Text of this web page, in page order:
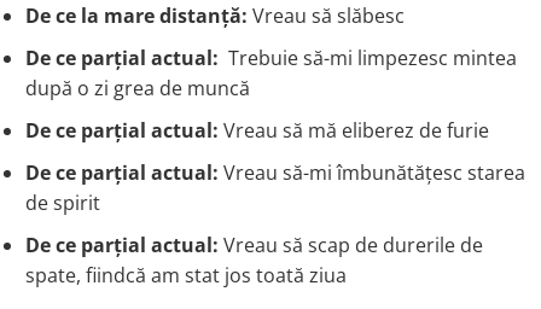
Ulei de Cocos
Ulei Seminte Dovleac (Pumpkin)
Ulm Alunecos (Slippery Elm)
Urzica (Stinging Nettle)
V
Vitamina B12 (Cobalamina)
Vitamina A (Retinol)
De ce la mare distanță: Vreau să slăbesc
De ce parțial actual: Trebuie să-mi limpezesc mintea
după o zi grea de muncă
De ce parțial actual: Vreau să mă eliberez de furie
De ce parțial actual: Vreau să-mi îmbunătățesc starea
de spirit
De ce parțial actual: Vreau să scap de durerile de
spate, fiindcă am stat jos toată ziua